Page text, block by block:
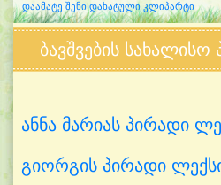
დაამატე შენი დახატული კლიპარტი
ბავშვების
ანნა მარიას პირადი
გიორგის პირადი